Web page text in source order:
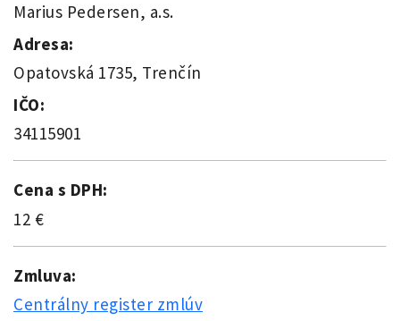
Marius Pedersen, a.s.
Adresa:
Opatovská 1735, Trenčín
IČO:
34115901
Cena s DPH:
12 €
Zmluva:
Centrálny register zmlúv